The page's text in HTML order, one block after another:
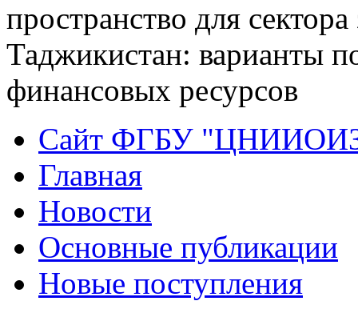
пространство для
Таджикистан: варианты
финансовых ресурсов
Сайт ФГБУ
Главная
Новости
Основные публикации
Новые поступления